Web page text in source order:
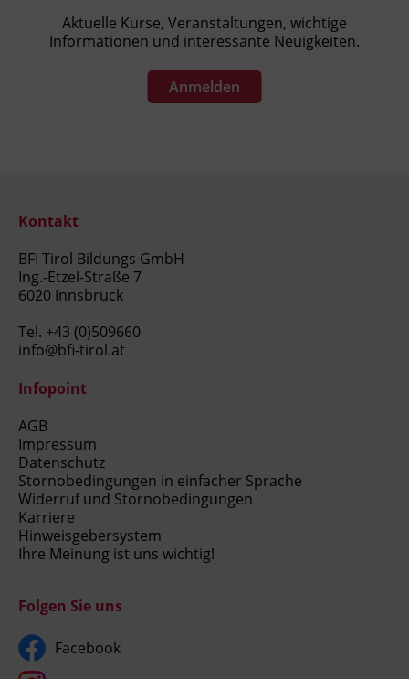
Aktuelle Kurse, Veranstaltungen, wichtige
Informationen und interessante Neuigkeiten.
Anmelden
Kontakt
BFI Tirol Bildungs GmbH
Ing.-Etzel-Straße 7
6020 Innsbruck
Tel. +43 (0)509660
info@bfi-tirol.at
Infopoint
AGB
Impressum
Datenschutz
Stornobedingungen in einfacher Sprache
Widerruf und Stornobedingungen
Karriere
Hinweisgebersystem
Ihre Meinung ist uns wichtig!
Folgen Sie uns
Facebook